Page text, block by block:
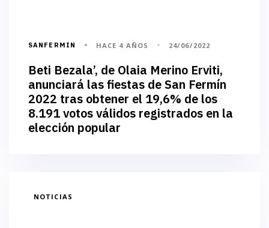
SANFERMIN HACE 4 AÑOS 24/06/2022
Beti Bezala’, de Olaia Merino Erviti,
anunciará las fiestas de San Fermín
2022 tras obtener el 19,6% de los
8.191 votos válidos registrados en la
elección popular
NOTICIAS